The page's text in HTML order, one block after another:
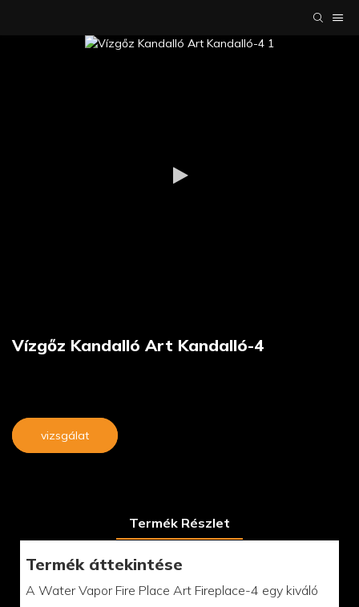
Vízgőz Kandalló Art Kandalló-4
vizsgálat
Termék Részlet
Termék áttekintése
A Water Vapor Fire Place Art Fireplace-4 egy kiváló